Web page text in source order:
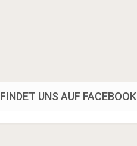
FINDET UNS AUF FACEBOOK